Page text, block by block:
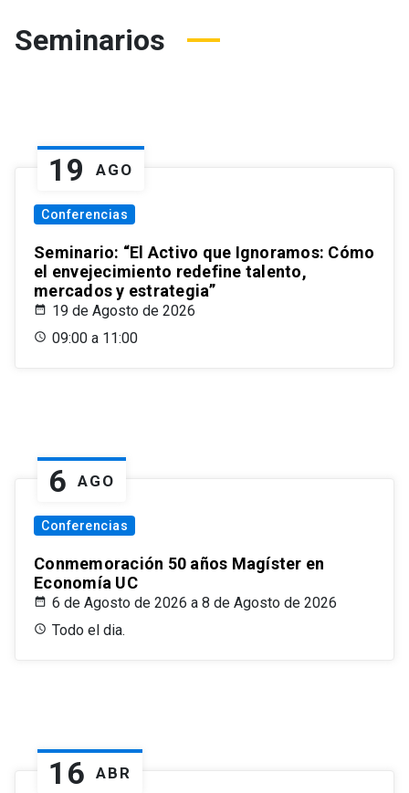
Seminarios
19 AGO
Conferencias
Seminario: “El Activo que Ignoramos: Cómo
el envejecimiento redefine talento,
mercados y estrategia”
19 de Agosto de 2026
09:00 a 11:00
6 AGO
Conferencias
Conmemoración 50 años Magíster en
Economía UC
6 de Agosto de 2026 a 8 de Agosto de 2026
Todo el dia.
16 ABR